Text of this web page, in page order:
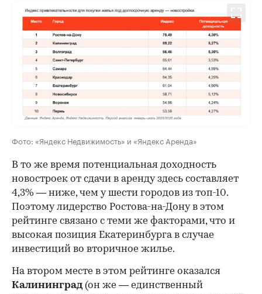
Фото: «Яндекс Недвижимость» и «Яндекс Аренда»
В то же время потенциальная доходность
новостроек от сдачи в аренду здесь составляет
4,3% — ниже, чем у шести городов из топ-10.
Поэтому лидерство Ростова-на-Дону в этом
рейтинге связано с теми же факторами, что и
высокая позиция Екатеринбурга в случае
инвестиций во вторичное жилье.
На втором месте в этом рейтинге оказался
Калининград (он же — единственный